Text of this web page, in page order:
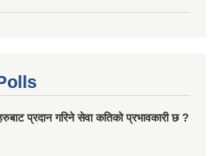
प्रदान गरिने सेवा कतिको प्रभावकारी छ ?